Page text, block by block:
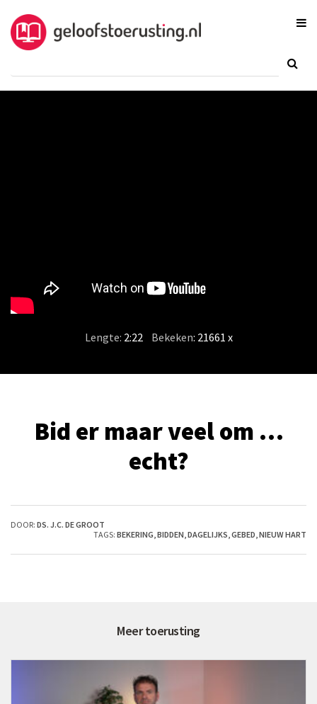
Lengte: 2:22/ Bekeken: 21661 x
Bid er maar veel om …
echt?
DOOR: DS. J.C. DE GROOT
TAGS: BEKERING BIDDEN DAGELIJKS GEBED NIEUW HART
Meer toerusting